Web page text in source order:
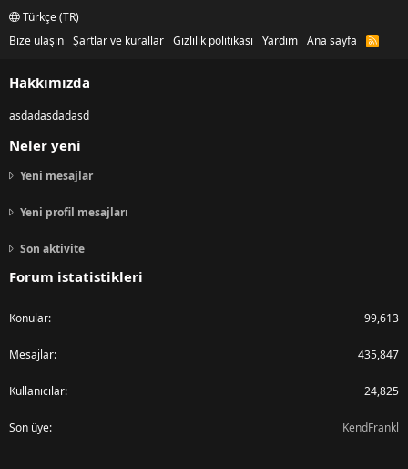
Türkçe (TR)
Bize ulaşın Şartlar ve kurallar Gizlilik politikası Yardım Ana sayfa
R
S
Hakkımızda
asdadasdadasd
Neler yeni
Yeni mesajlar
Yeni profil mesajları
Son aktivite
Forum istatistikleri
Konular 99,613
Mesajlar 435,847
Kullanıcılar 24,825
Son üye KendFrankl